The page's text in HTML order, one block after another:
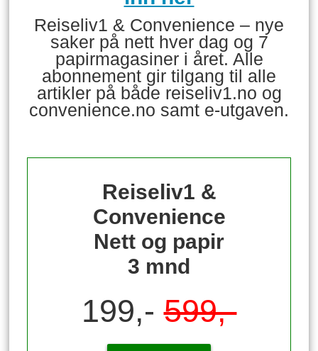
Reiseliv1 & Convenience – nye
saker på nett hver dag og 7
papirmagasiner i året. Alle
abonnement gir tilgang til alle
artikler på både reiseliv1.no og
convenience.no samt e-utgaven.
Reiseliv1 &
Convenience
Nett og papir
3 mnd
199,-599,-